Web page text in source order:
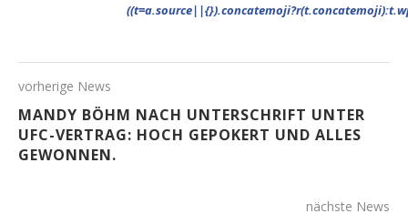
vorherige News
MANDY BÖHM NACH UNTERSCHRIFT UNTER
UFC-VERTRAG: HOCH GEPOKERT UND ALLES
GEWONNEN.
nächste News